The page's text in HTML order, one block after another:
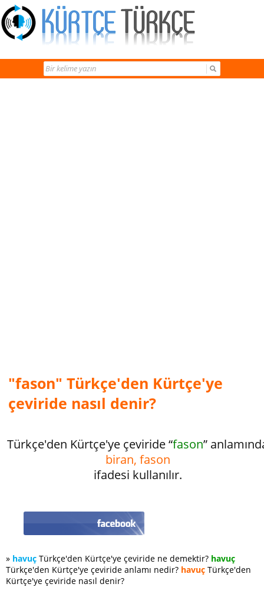
"fason" Türkçe'den Kürtçe'ye
çeviride nasıl denir?
Türkçe'den Kürtçe'ye çeviride “fason”
biran, fason
ifadesi kullanılır.
» havuç Türkçe'den Kürtçe'ye çeviride ne demektir? havuç
Türkçe'den Kürtçe'ye çeviride anlamı nedir? havuç Türkçe'den
Kürtçe'ye çeviride nasıl denir?